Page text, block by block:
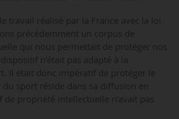
travail réalisé par la France avec la loi
précédemment un corpus de
qui nous permettait de protéger nos
n’était pas adapté à la
Il était donc impératif de protéger le
sport réside dans sa diffusion en
propriété intellectuelle n’avait pas